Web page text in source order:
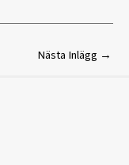
Nästa Inlägg →